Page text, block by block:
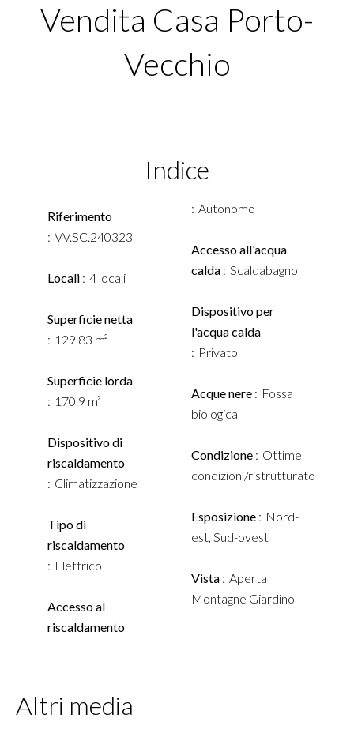
Vendita Casa Porto-
Vecchio
Indice
Riferimento
VV.SC.240323
Locali 4 locali
Superficie netta
129.83 m²
Superficie lorda
170.9 m²
Dispositivo di
riscaldamento
Climatizzazione
Tipo di
riscaldamento
Elettrico
Accesso al
riscaldamento
Autonomo
Accesso all'acqua
calda
Scaldabagno
Dispositivo per
l'acqua calda
Privato
Acque nere
Fossa
biologica
Condizione
Ottime
condizioni/ristrutturato
Esposizione
Nord-
est, Sud-ovest
Vista
Aperta
Montagne Giardino
Altri media